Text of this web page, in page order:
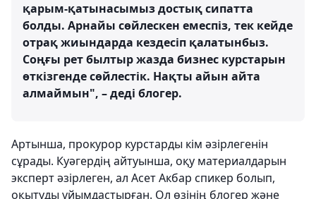
қарым-қатынасымыз достық сипатта
болды. Арнайы сөйлескен емеспіз, тек кейде
отрақ жиындарда кездесіп қалатынбыз.
Соңғы рет былтыр жазда бизнес курстарын
өткізгенде сөйлестік. Нақты айын айта
алмаймын", – деді блогер.
Артынша, прокурор курстарды кім әзірлегенін
сұрады. Куәгердің айтуынша, оқу материалдарын
эксперт әзірлеген, ал Асет Акбар спикер болып,
оқытуды ұйымдастырған. Ол өзінің блогер және